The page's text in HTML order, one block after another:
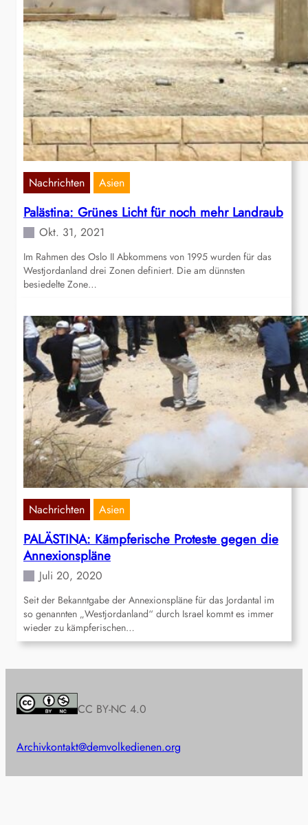
Nachrichten Asien
Palästina: Grünes Licht für noch mehr Landraub
Okt. 31, 2021
Im Rahmen des Oslo II Abkommens von 1995 wurden für das
Westjordanland drei Zonen definiert. Die am dünnsten
besiedelte Zone…
Nachrichten Asien
PALÄSTINA: Kämpferische Proteste gegen die
Annexionspläne
Juli 20, 2020
Seit der Bekanntgabe der Annexionspläne für das Jordantal im
so genannten „Westjordanland“ durch Israel kommt es immer
wieder zu kämpferischen…
CC BY-NC 4.0
Archivkontakt@demvolkedienen.org